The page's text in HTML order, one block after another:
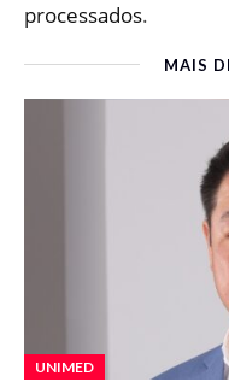
processados.
MAIS
UNIMED